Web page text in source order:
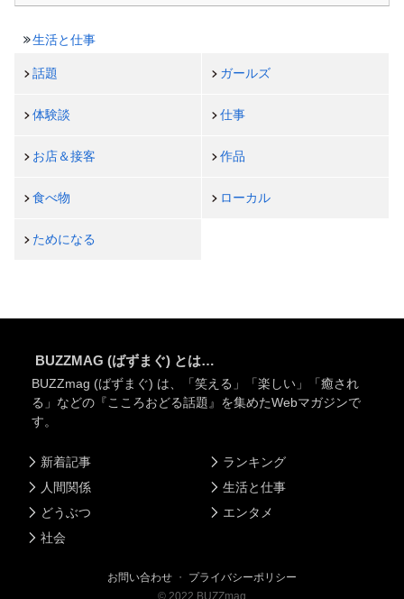
生活と仕事
話題 ガールズ
体験談 仕事
お店＆接客 作品
食べ物 ローカル
ためになる
BUZZMAG (ばずまぐ) とは…
BUZZmag (ばずまぐ) は、「笑える」「楽しい」「癒され
る」などの『こころおどる話題』を集めたWebマガジンで
す。
新着記事
人間関係
どうぶつ
社会
ランキング
生活と仕事
エンタメ
お問い合わせ ・ プライバシーポリシー
© 2022 BUZZmag